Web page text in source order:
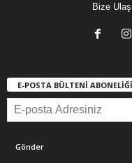
Bize
E-POSTA BÜLTENİ ABONELİĞİ